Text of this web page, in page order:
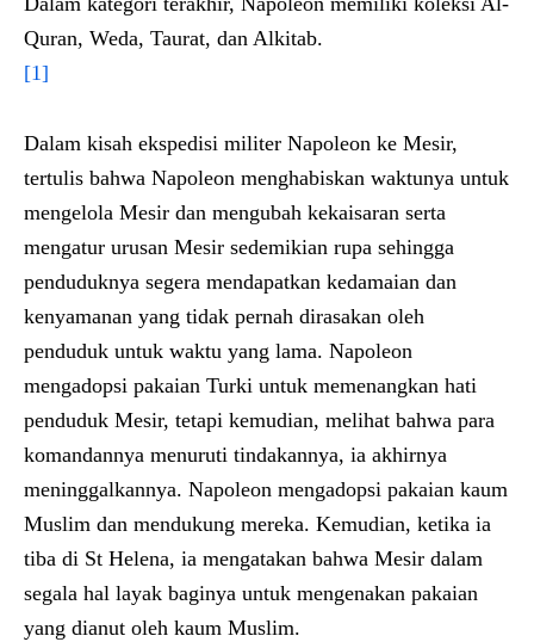
Quran, Weda, Taurat, dan Alkitab.
[1]
Dalam kisah ekspedisi militer Napoleon ke Mesir,
tertulis bahwa Napoleon menghabiskan waktunya untuk
mengelola Mesir dan mengubah kekaisaran serta
mengatur urusan Mesir sedemikian rupa sehingga
penduduknya segera mendapatkan kedamaian dan
kenyamanan yang tidak pernah dirasakan oleh
penduduk untuk waktu yang lama. Napoleon
mengadopsi pakaian Turki untuk memenangkan hati
penduduk Mesir, tetapi kemudian, melihat bahwa para
komandannya menuruti tindakannya, ia akhirnya
meninggalkannya. Napoleon mengadopsi pakaian kaum
Muslim dan mendukung mereka. Kemudian, ketika ia
tiba di St Helena, ia mengatakan bahwa Mesir dalam
segala hal layak baginya untuk mengenakan pakaian
yang dianut oleh kaum Muslim.